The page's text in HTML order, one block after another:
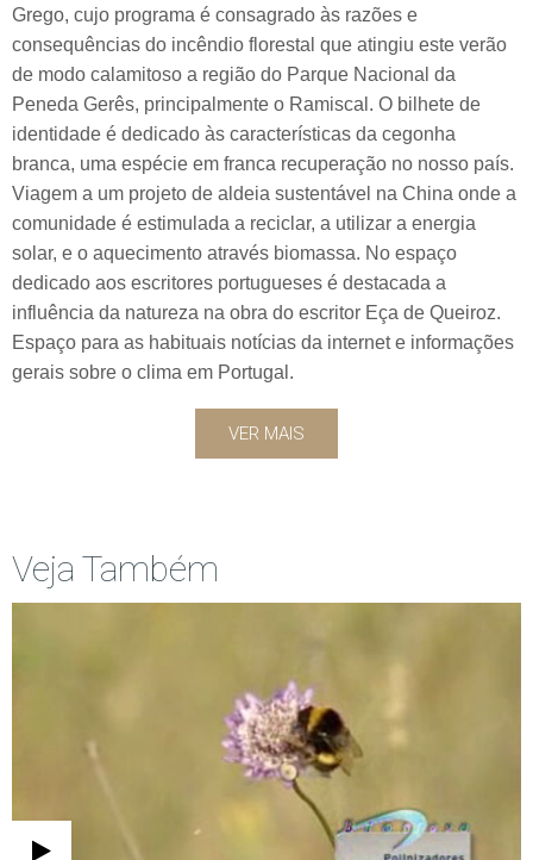
Grego, cujo programa é consagrado às razões e
consequências do incêndio florestal que atingiu este verão
de modo calamitoso a região do Parque Nacional da
Peneda Gerês, principalmente o Ramiscal. O bilhete de
identidade é dedicado às características da cegonha
branca, uma espécie em franca recuperação no nosso país.
Viagem a um projeto de aldeia sustentável na China onde a
comunidade é estimulada a reciclar, a utilizar a energia
solar, e o aquecimento através biomassa. No espaço
dedicado aos escritores portugueses é destacada a
influência da natureza na obra do escritor Eça de Queiroz.
Espaço para as habituais notícias da internet e informações
gerais sobre o clima em Portugal.
VER MAIS
Veja Também